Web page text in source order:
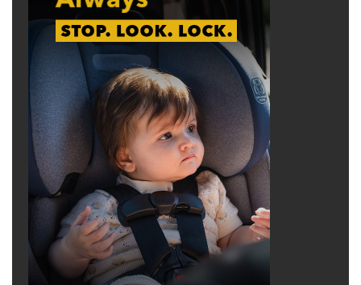
Số sai, người đúng
Brenda Rivera ở Augusta, Georgia, đang đọc
Kinh Thánh thì chú ý đến Phi-líp 2:3. Câu thơ
này không chỉ là một tình cảm đẹp, đó giống
như một kim chỉ nam cho cuộc sống mà cô có
thể đồng cảm. Rivera cầm điện thoại và gõ
vài câu khiến cô cảm thấy ấn tượng để gửi
cho một người bạn. Ngay lúc ấy có điện thoại